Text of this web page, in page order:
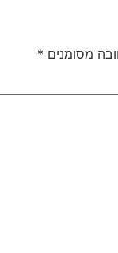
מסומנים *